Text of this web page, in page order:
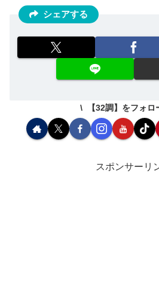
シェアする
【32調】をフォロ
スポンサーリ